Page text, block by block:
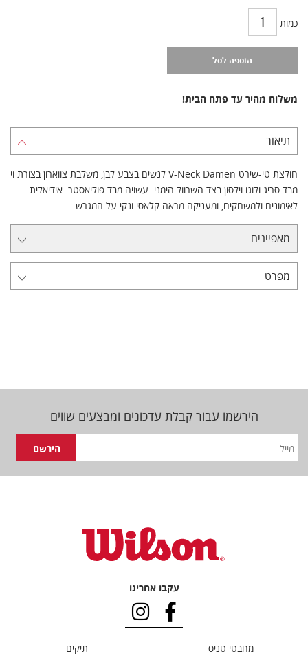
כמות
הוספה לסל
משלוח מהיר עד פתח הבית!
תיאור
חולצת טי-שירט V-Neck Damen לנשים בצבע לבן, משלבת צווארון בצורת וי
מבד סריג ולוגו וילסון בצד השרוול הימני. עשויה מבד פוליאסטר. אידיאלית
לאימונים ולמשחקים, ומעניקה מראה קלאסי ונקי על המגרש.
מאפיינים
מפרט
הירשמו עבור קבלת עדכונים ומבצעים שווים
עקבו אחרינו
מחבטי טניס
תיקים